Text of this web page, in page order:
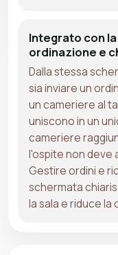
Integrato con
ordinazione e
Dalla stessa
sia inviare un
un cameriere al
uniscono in un
cameriere
l'ospite non deve
Gestire ordini e
schermata
la sala e riduce la